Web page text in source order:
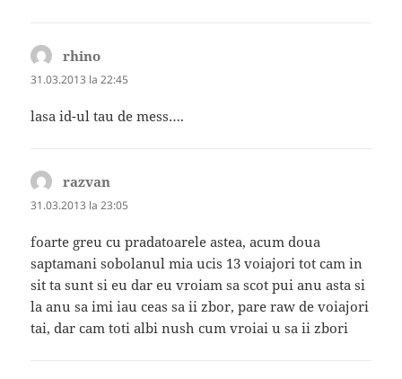
rhino
31.03.2013 la 22:45
lasa id-ul tau de mess….
razvan
31.03.2013 la 23:05
foarte greu cu pradatoarele astea, acum doua
saptamani sobolanul mia ucis 13 voiajori tot cam in
sit ta sunt si eu dar eu vroiam sa scot pui anu asta si
la anu sa imi iau ceas sa ii zbor, pare raw de voiajori
tai, dar cam toti albi nush cum vroiai u sa ii zbori